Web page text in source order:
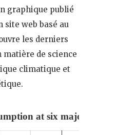
graphique publié
site web basé au
les derniers
matière de science
climatique et